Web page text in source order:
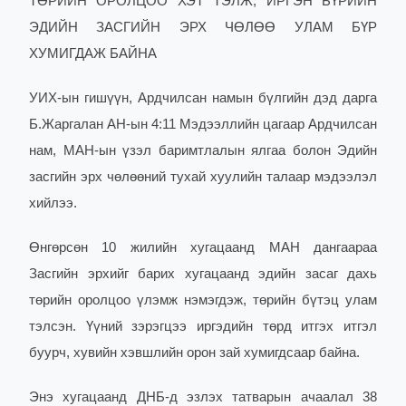
ЭДИЙН ЗАСГИЙН ЭРХ ЧӨЛӨӨ УЛАМ БҮР
ХУМИГДАЖ БАЙНА
УИХ-ын гишүүн, Ардчилсан намын бүлгийн дэд дарга
Б.Жаргалан АН-ын 4:11 Мэдээллийн цагаар Ардчилсан
нам, МАН-ын үзэл баримтлалын ялгаа болон Эдийн
засгийн эрх чөлөөний тухай хуулийн талаар мэдээлэл
хийлээ.
Өнгөрсөн 10 жилийн хугацаанд МАН дангаараа
Засгийн эрхийг барих хугацаанд эдийн засаг дахь
төрийн оролцоо үлэмж нэмэгдэж, төрийн бүтэц улам
тэлсэн. Үүний зэрэгцээ иргэдийн төрд итгэх итгэл
буурч, хувийн хэвшлийн орон зай хумигдсаар байна.
Энэ хугацаанд ДНБ-д эзлэх татварын ачаалал 38